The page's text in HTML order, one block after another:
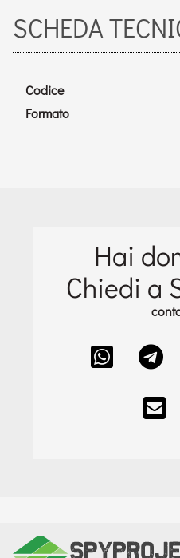
SCHEDA
Codice
Formato
Hai
Chiedi a